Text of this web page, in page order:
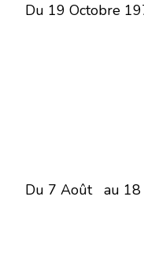
Du 19 Octobre
Du 7 Août au 18